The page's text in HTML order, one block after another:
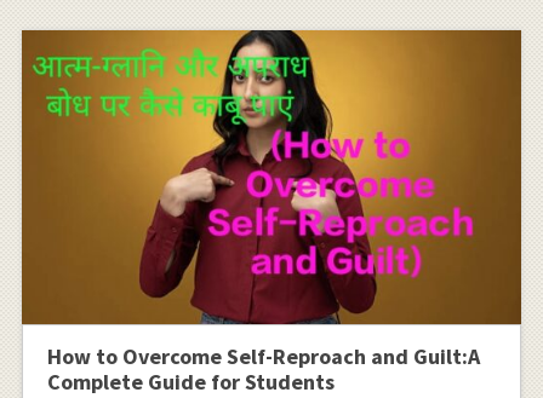
How to Overcome Self-Reproach and Guilt:A
Complete Guide for Students